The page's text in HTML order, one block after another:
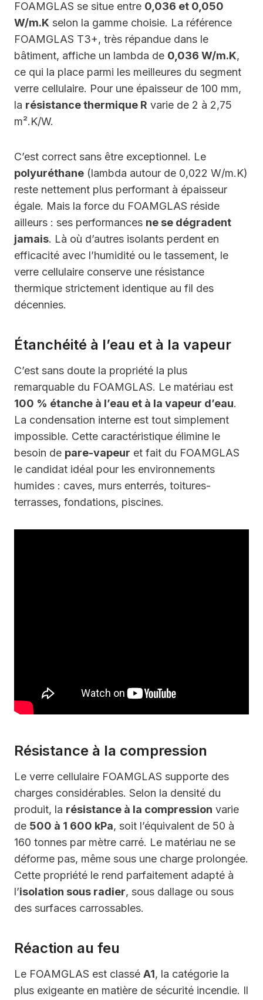
FOAMGLAS se situe entre 0,036 et 0,050
W/m.K selon la gamme choisie. La référence
FOAMGLAS T3+, très répandue dans le
bâtiment, affiche un lambda de 0,036 W/m.K,
ce qui la place parmi les meilleures du segment
verre cellulaire. Pour une épaisseur de 100 mm,
la résistance thermique R varie de 2 à 2,75
m².K/W.
C’est correct sans être exceptionnel. Le
polyuréthane (lambda autour de 0,022 W/m.K)
reste nettement plus performant à épaisseur
égale. Mais la force du FOAMGLAS réside
ailleurs : ses performances ne se dégradent
jamais. Là où d’autres isolants perdent en
efficacité avec l’humidité ou le tassement, le
verre cellulaire conserve une résistance
thermique strictement identique au fil des
décennies.
Étanchéité à l’eau et à la vapeur
C’est sans doute la propriété la plus
remarquable du FOAMGLAS. Le matériau est
100 % étanche à l’eau et à la vapeur d’eau.
La condensation interne est tout simplement
impossible. Cette caractéristique élimine le
besoin de pare-vapeur et fait du FOAMGLAS
le candidat idéal pour les environnements
humides : caves, murs enterrés, toitures-
terrasses, fondations, piscines.
Résistance à la compression
Le verre cellulaire FOAMGLAS supporte des
charges considérables. Selon la densité du
produit, la résistance à la compression varie
de 500 à 1 600 kPa, soit l’équivalent de 50 à
160 tonnes par mètre carré. Le matériau ne se
déforme pas, même sous une charge prolongée.
Cette propriété le rend parfaitement adapté à
l’isolation sous radier, sous dallage ou sous
des surfaces carrossables.
Réaction au feu
Le FOAMGLAS est classé A1, la catégorie la
plus exigeante en matière de sécurité incendie. Il